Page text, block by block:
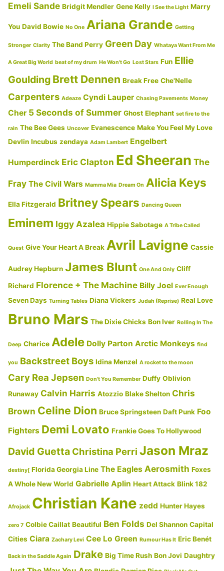
Emeli Sande Bridgit Mendler Gene Kelly I See the Light Marry
You David Bowie No One Ariana Grande Getting
Stronger Clarity The Band Perry Green Day Whataya Want From Me
A Great Big World beat of my drum He Won't Go Lost Stars Fun Ellie
Goulding Brett Dennen Break Free Che'Nelle
Carpenters Adeaze Cyndi Lauper Chasing Pavements Money
Cher 5 Seconds of Summer Ghost Elephant set fire to the
rain The Bee Gees Uncover Evanescence Make You Feel My Love
Devlin Incubus zendaya Adam Lambert Engelbert
Humperdinck Eric Clapton Ed Sheeran The
Fray The Civil Wars Mamma Mia Dream On Alicia Keys
Ella Fitzgerald Britney Spears Dancing Queen
Eminem Iggy Azalea Hippie Sabotage A Tribe Called
Quest Give Your Heart A Break Avril Lavigne Cassie
Audrey Hepburn James Blunt One And Only Cliff
Richard Florence + The Machine Billy Joel Ever Enough
Seven Days Turning Tables Diana Vickers Judah (Reprise) Real Love
Bruno Mars The Dixie Chicks Bon Iver Rolling In The
Deep Charice Adele Dolly Parton Arctic Monkeys find
you Backstreet Boys Idina Menzel A rocket to the moon
Cary Rea Jepsen Don't You Remember Duffy Oblivion
Runaway Calvin Harris Atozzio Blake Shelton Chris
Brown Celine Dion Bruce Springsteen Daft Punk Foo
Fighters Demi Lovato Frankie Goes To Hollywood
David Guetta Christina Perri Jason Mraz
destiny[ Florida Georgia Line The Eagles Aerosmith Foxes
A Whole New World Gabrielle Aplin Heart Attack Blink 182
Afrojack Christian Kane zedd Hunter Hayes
zero 7 Colbie Caillat Beautiful Ben Folds Del Shannon Capital
Cities Ciara Zachary Levi Cee Lo Green Rumour Has It Eric Benét
Back in the Saddle Again Drake Big Time Rush Bon Jovi Daughtry